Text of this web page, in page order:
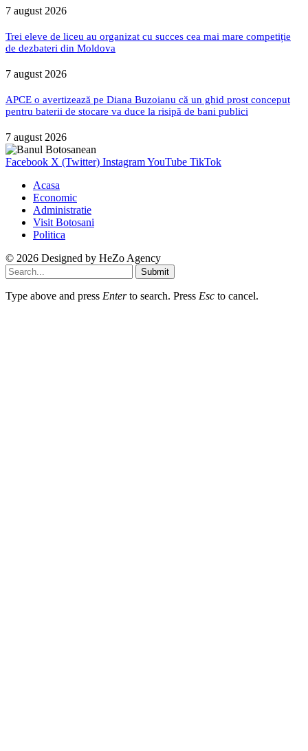
7 august 2026
Trei eleve de liceu au organizat cu succes cea mai mare competiție
de dezbateri din Moldova
7 august 2026
APCE o avertizează pe Diana Buzoianu că un ghid prost conceput
pentru baterii de stocare va duce la risipă de bani publici
7 august 2026
Facebook X (Twitter) InstagramYouTube TikTok
Acasa
Economic
Administratie
Visit Botosani
Politica
© 2026 Designed by HeZo Agency
Submit
Type above and press Enterto search. Press Esc to cancel.